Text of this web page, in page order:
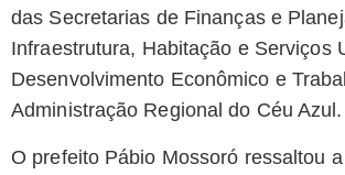
das Secretarias de Finanças e
Infraestrutura, Habitação e Serviços
Desenvolvimento Econômico e
Administração Regional do Céu Azul.
O prefeito Pábio Mossoró ressaltou